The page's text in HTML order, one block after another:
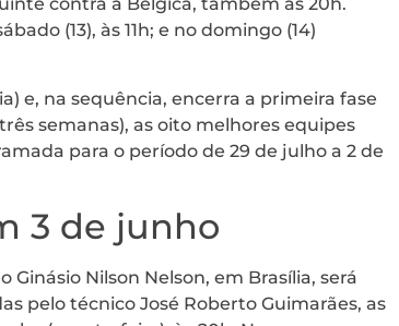
(13), às 11h; e no domingo (14)
e, na sequência, encerra a primeira fase
semanas), as oito melhores equipes
para o período de 29 de julho a 2 de
3 de junho
Nilson Nelson, em Brasília, será
pelo técnico José Roberto Guimarães, as